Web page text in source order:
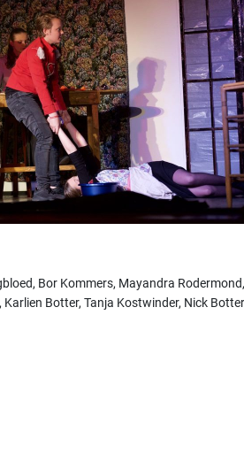
Bor Kommers, Mayandra Rodermond,
Karlien Botter, Tanja Kostwinder, Nick